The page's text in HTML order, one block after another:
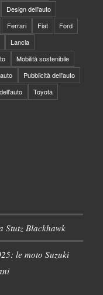
Design dell'auto
Ferrari Fiat
Ford
Lancia
Mobilità sostenibile
Pubblicità dell'auto
Toyota
Stutz Blackhawk
le moto Suzuki